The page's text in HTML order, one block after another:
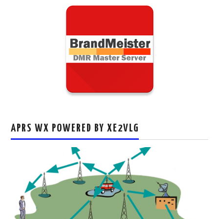
APRS WX POWERED BY XE2VLG